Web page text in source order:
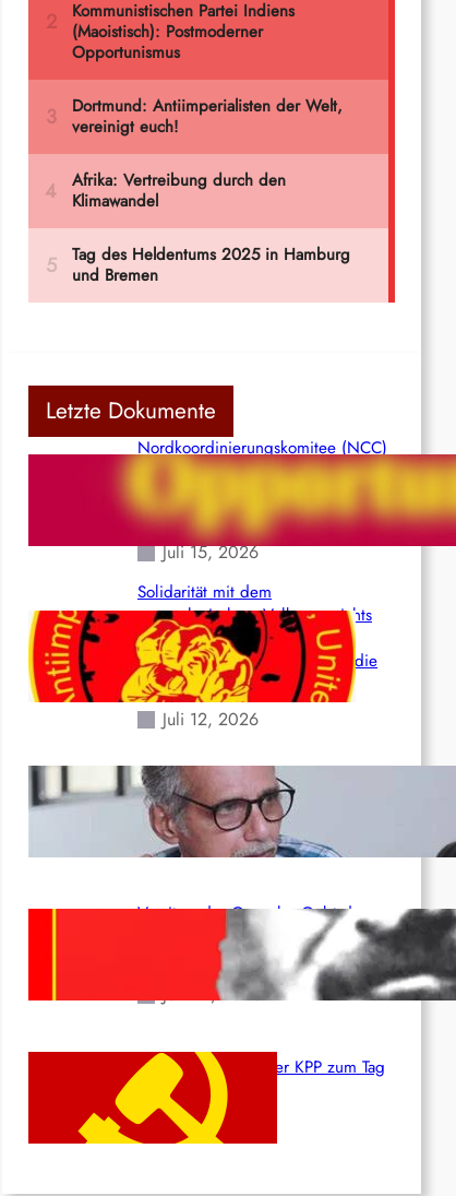
Letzte Dokumente
Nordkoordinierungskomitee (NCC)
der Kommunistischen Partei Indiens
(Maoistisch): Postmoderner
Opportunismus
Juli 15, 2026
Solidarität mit dem
venezolanischem Volk angesichts
der verlorenen Leben und der
katastrophalen Situation durch die
Erdbeben des 24. Juni!
Juli 12, 2026
Indien: „Die Politik der
Kapitulation“ von K. Murali (Ajith)
Juli 1, 2026
Vorsitzender Gonzalo: Gebt das
Leben für die Partei und die
Juni 19, 2026
Beschluss des ZK der KPP zum Tag
des Heldentums
Juni 19, 2026